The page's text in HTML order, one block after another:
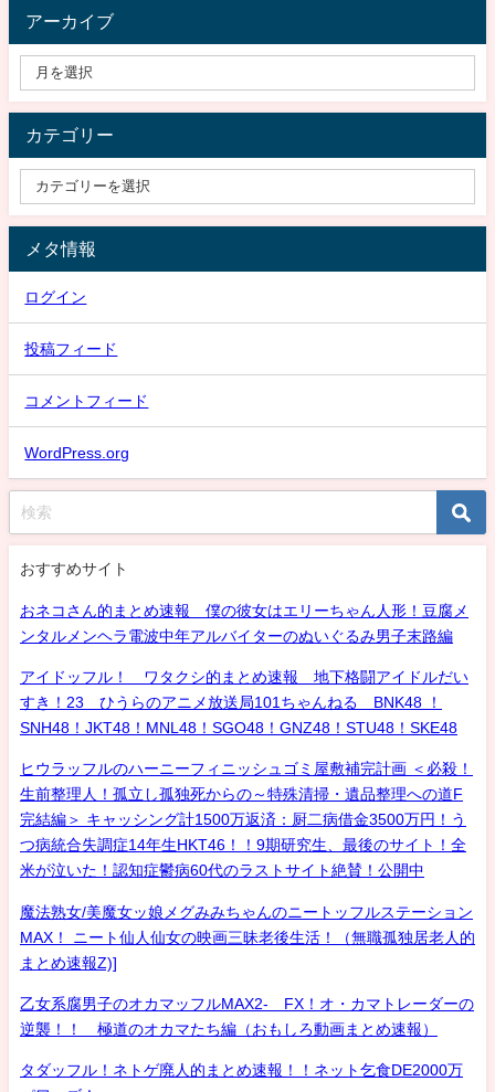
アーカイブ
カテゴリー
メタ情報
ログイン
投稿フィード
コメントフィード
WordPress.org
おすすめサイト
おネコさん的まとめ速報 僕の彼女はエリーちゃん人形！豆腐メ
ンタルメンヘラ電波中年アルバイターのぬいぐるみ男子末路編
アイドッフル！ ワタクシ的まとめ速報 地下格闘アイドルだい
すき！23 ひうらのアニメ放送局101ちゃんねる BNK48 ！
SNH48！JKT48！MNL48！SGO48！GNZ48！STU48！SKE48
ヒウラッフルのハーニーフィニッシュゴミ屋敷補完計画 ＜必殺！
生前整理人！孤立し孤独死からの～特殊清掃・遺品整理への道F
完結編＞ キャッシング計1500万返済：厨二病借金3500万円！う
つ病統合失調症14年生HKT46！！9期研究生、最後のサイト！全
米が泣いた！認知症鬱病60代のラストサイト絶賛！公開中
魔法熟女/美魔女ッ娘メグみみちゃんのニートッフルステーション
MAX！ ニート仙人仙女の映画三昧老後生活！（無職孤独居老人的
まとめ速報Z)]
乙女系腐男子のオカマッフルMAX2- FX！オ・カマトレーダーの
逆襲！！ 極道のオカマたち編（おもしろ動画まとめ速報）
タダッフル！ネトゲ廃人的まとめ速報！！ネット乞食DE2000万